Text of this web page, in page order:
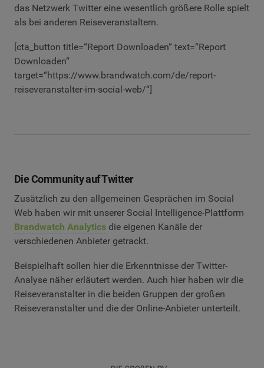
das Netzwerk Twitter eine wesentlich größere Rolle spielt
als bei anderen Reiseveranstaltern.
[cta_button title=“Report Downloaden“ text=“Report
Downloaden“
target=“https://www.brandwatch.com/de/report-
reiseveranstalter-im-social-web/“]
Die Community auf Twitter
Zusätzlich zu den allgemeinen Gesprächen im Social
Web haben wir mit unserer Social Intelligence-Plattform
Brandwatch Analytics die eigenen Kanäle der
verschiedenen Anbieter getrackt.
Beispielhaft sollen hier die Erkenntnisse der Twitter-
Analyse näher erläutert werden. Auch hier haben wir die
Reiseveranstalter in die beiden Gruppen der großen
Reiseveranstalter und die der Online-Anbieter unterteilt.